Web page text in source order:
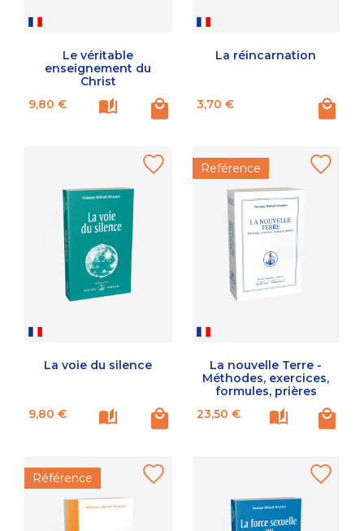
Le véritable
enseignement du
Christ
Prix
9,80 €
La réincarnation
Prix
3,70 €
La voie du silence
Prix
9,80 €
Référence
La nouvelle Terre -
Méthodes, exercices,
formules, prières
Prix
23,50 €
Référence